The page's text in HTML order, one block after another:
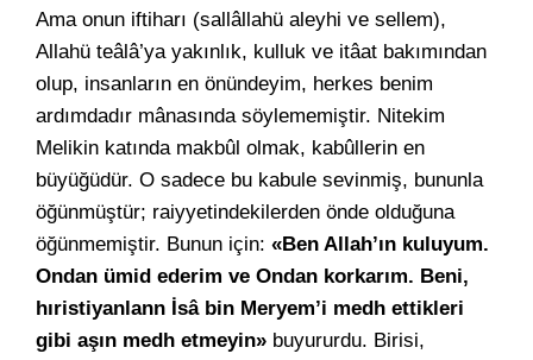
Ama onun iftiharı (sallâllahü aleyhi ve sellem),
Allahü teâlâ’ya yakınlık, kulluk ve itâat bakımından
olup, insanların en önündeyim, herkes benim
ardımdadır mânasında söylememiştir. Nitekim
Melikin katında makbûl olmak, kabûllerin en
büyüğüdür. O sadece bu kabule sevinmiş, bununla
öğünmüştür; raiyyetindekilerden önde olduğuna
öğünmemiştir. Bunun için: «Ben Allah’ın kuluyum.
Ondan ümid ederim ve Ondan korkarım. Beni,
hıristiyanlann İsâ bin Meryem’i medh ettikleri
gibi aşın medh etmeyin» buyururdu. Birisi,